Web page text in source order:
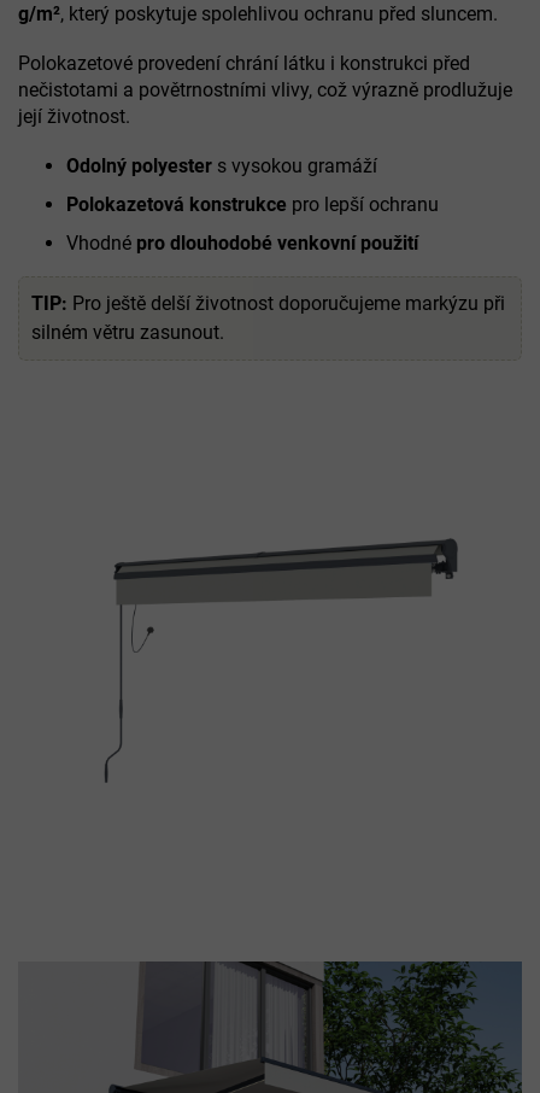
g/m², který poskytuje spolehlivou ochranu před sluncem.
Polokazetové provedení chrání látku i konstrukci před
nečistotami a povětrnostními vlivy, což výrazně prodlužuje
její životnost.
Odolný polyester s vysokou gramáží
Polokazetová konstrukce pro lepší ochranu
Vhodné pro dlouhodobé venkovní použití
TIP: Pro ještě delší životnost doporučujeme markýzu při
silném větru zasunout.